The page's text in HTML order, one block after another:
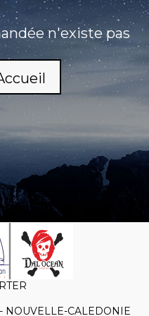
n'existe pas
CALEDONIE